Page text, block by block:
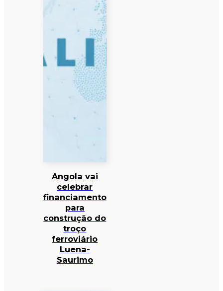
Angola vai
celebrar
financiamento
para
construção do
troço
ferroviário
Luena-
Saurimo